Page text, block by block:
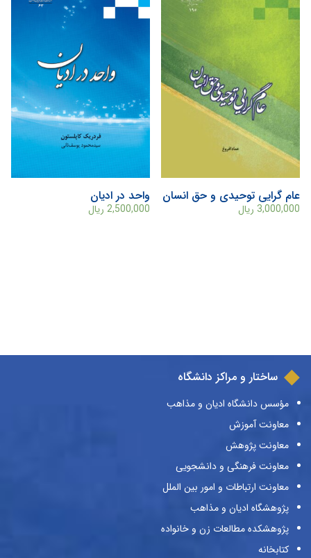
عام گرایی توحیدی و حق انسان
3,000,000 ریال
واحد در ادیان
2,500,000 ریال
ساختار و مراکز دانشگاه
مؤسس دانشگاه ادیان و مذاهب
معاونت آموزش
معاونت پژوهش
معاونت فرهنگی و دانشجویی
معاونت ارتباطات و امور بین الملل
پژوهشگاه ادیان و مذاهب
پژوهشکده مطالعات زن و خانواده
کتابخانه